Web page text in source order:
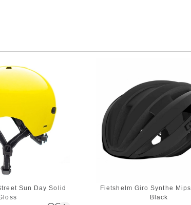
Sun Day Solid
Fietshelm Giro Synthe
Black